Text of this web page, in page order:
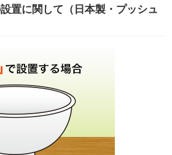
置に関して（日本製・プッシュ